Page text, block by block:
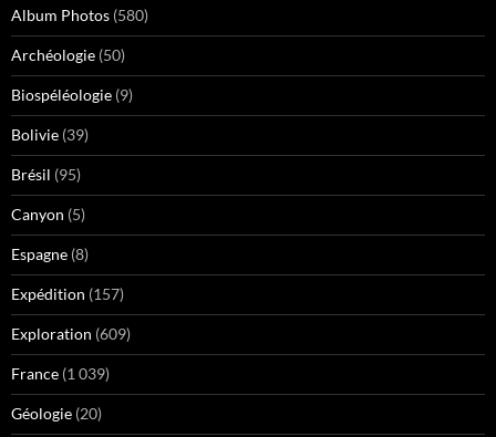
Album Photos (580)
Archéologie (50)
Biospéléologie (9)
Bolivie (39)
Brésil (95)
Canyon (5)
Espagne (8)
Expédition (157)
Exploration (609)
France (1 039)
Géologie (20)